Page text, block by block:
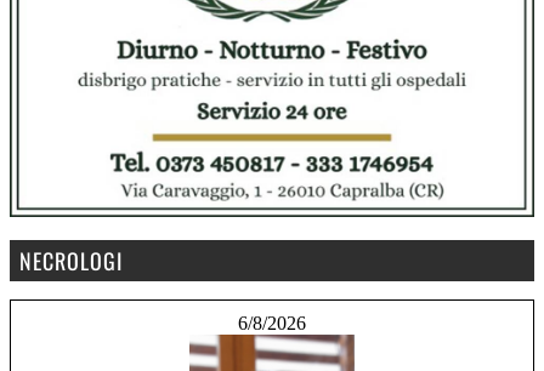
NECROLOGI
6/8/2026